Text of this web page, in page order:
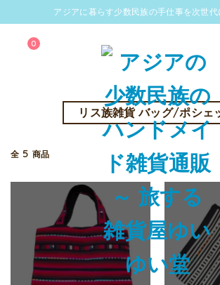
アジアに暮らす少数民族の手仕事を次世代
0
リス族雑貨 バッグ/ポシェ
全 5 商品